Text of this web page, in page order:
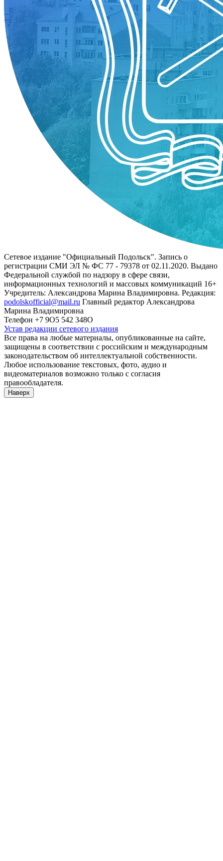
Сетевое издание "Официальный Подольск". Запись о
регистрации СМИ ЭЛ № ФС 77 - 79378 от 02.11.2020. Выдано
Федеральной службой по надзору в сфере связи,
информационных технологий и массовых коммуникаций 16+
Учредитель: Александрова Марина Владимировна. Редакция:
podolskofficial@mail.ru Главный редактор Александрова
Марина Владимировна
Телефон +7 9О5 542 348О
Устав редакции сетевого издания
Все права на любые материалы, опубликованные на сайте,
защищены в соответствии с российским и международным
законодательством об интеллектуальной собственности.
Любое использование текстовых, фото, аудио и
видеоматериалов возможно только с согласия
правообладателя.
Наверх